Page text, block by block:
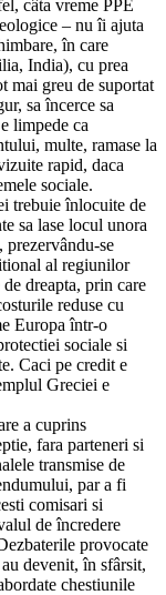
câta vreme PPE
– nu îi ajuta
în care
India), cu prea
mai greu de suportat
sa încerce sa
limpede ca
multe, ramase la
rapid, daca
sociale.
trebuie înlocuite de
sa lase locul unora
se
al regiunilor
dreapta, prin care
reduse cu
Europa într-o
sociale si
Caci pe credit e
Greciei e
a cuprins
fara parteneri si
transmise de
par a fi
comisari si
de încredere
provocate
devenit, în sfârsit,
chestiunile